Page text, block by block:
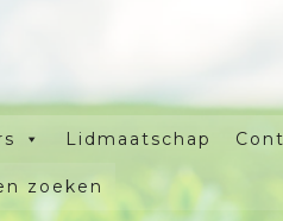
Lidmaatschap
zoeken